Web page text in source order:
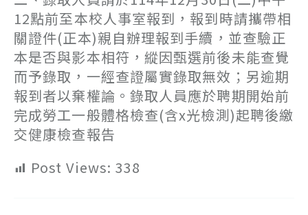
12點前至本校人事室報到，報到時請攜帶相
關證件(正本)親自辦理報到手續，並查驗正
本是否與影本相符，縱因甄選前後未能查覺
而予錄取，一經查證屬實錄取無效；另逾期
報到者以棄權論。錄取人員應於聘期開始前
完成勞工一般體格檢查(含x光檢測)起聘後繳
交健康檢查報告
Post Views: 338